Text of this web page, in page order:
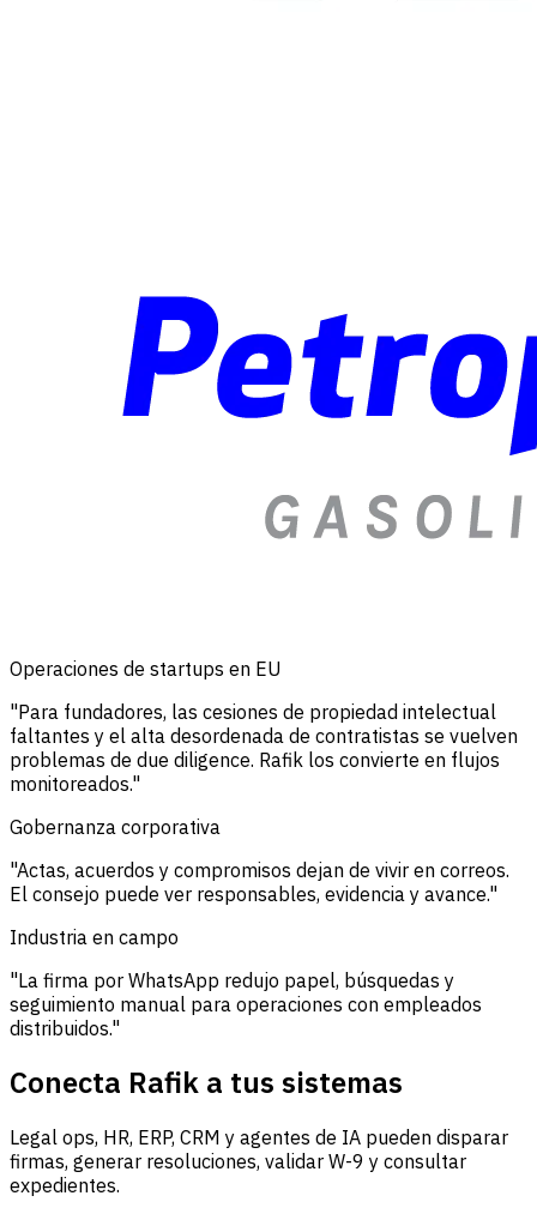
Operaciones de startups en EU
"Para fundadores, las cesiones de propiedad intelectual
faltantes y el alta desordenada de contratistas se vuelven
problemas de due diligence. Rafik los convierte en flujos
monitoreados."
Gobernanza corporativa
"Actas, acuerdos y compromisos dejan de vivir en correos.
El consejo puede ver responsables, evidencia y avance."
Industria en campo
"La firma por WhatsApp redujo papel, búsquedas y
seguimiento manual para operaciones con empleados
distribuidos."
Conecta Rafik a tus sistemas
Legal ops, HR, ERP, CRM y agentes de IA pueden disparar
firmas, generar resoluciones, validar W-9 y consultar
expedientes.